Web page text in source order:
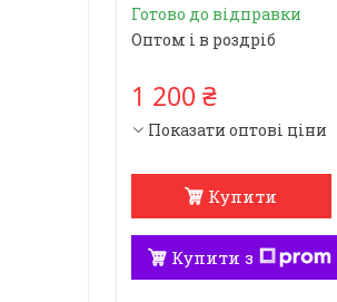
Готово до відправки
Оптом і в роздріб
1 200 ₴
Показати оптові ціни
Купити
Купити з